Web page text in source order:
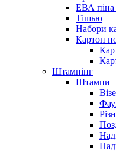
ЕВА піна
Тішью
Набори
Картон
Штампінг
Штампи